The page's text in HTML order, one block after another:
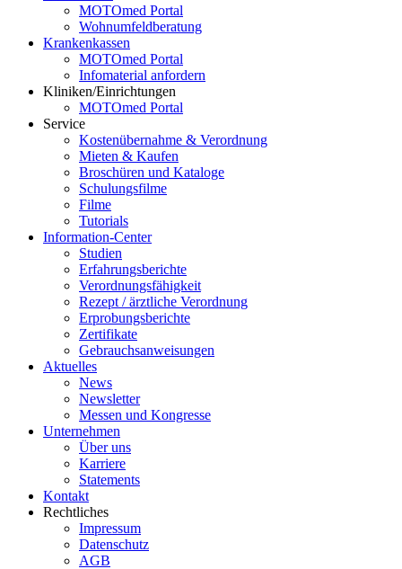
MOTOmed Portal
Wohnumfeldberatung
Krankenkassen
MOTOmed Portal
Infomaterial anfordern
Kliniken/Einrichtungen
MOTOmed Portal
Service
Kostenübernahme & Verordnung
Mieten & Kaufen
Broschüren und Kataloge
Schulungsfilme
Filme
Tutorials
Information-Center
Studien
Erfahrungsberichte
Verordnungsfähigkeit
Rezept / ärztliche Verordnung
Erprobungsberichte
Zertifikate
Gebrauchsanweisungen
Aktuelles
News
Newsletter
Messen und Kongresse
Unternehmen
Über uns
Karriere
Statements
Kontakt
Rechtliches
Impressum
Datenschutz
AGB